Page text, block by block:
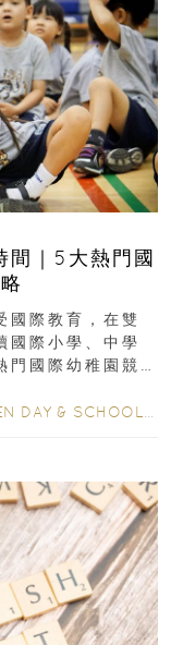
｜5大熱門國
國際教育，在雙
國際小學、中學
門國際幼稚園競
DAY & SCHOOL EVENTS